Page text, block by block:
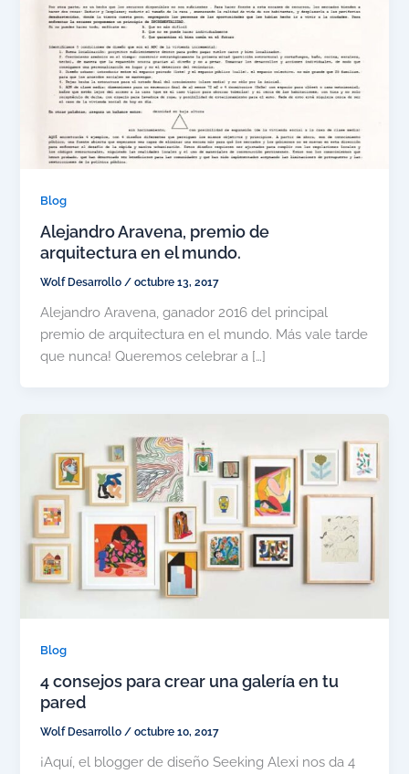
Blog
Alejandro Aravena, premio de
arquitectura en el mundo.
Wolf Desarrollo/octubre 13, 2017
Alejandro Aravena, ganador 2016 del principal
premio de arquitectura en el mundo.​​​ Más vale tarde
que nunca! Queremos celebrar a […]
Blog
4 consejos para crear una galería en tu
pared
Wolf Desarrollo/octubre 10, 2017
¡Aquí, el blogger de diseño Seeking Alexi nos da 4